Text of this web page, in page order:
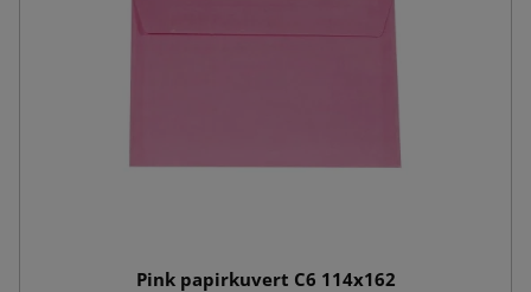
Pink papirkuvert C6 114x162